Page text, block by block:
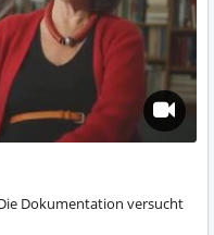
Dokumentation versucht